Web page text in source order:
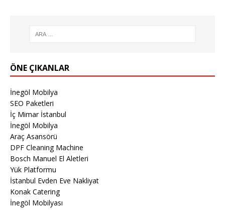
ÖNE ÇIKANLAR
İnegöl Mobilya
SEO Paketleri
İç Mimar İstanbul
İnegöl Mobilya
Araç Asansörü
DPF Cleaning Machine
Bosch Manuel El Aletleri
Yük Platformu
İstanbul Evden Eve Nakliyat
Konak Catering
İnegöl Mobilyası